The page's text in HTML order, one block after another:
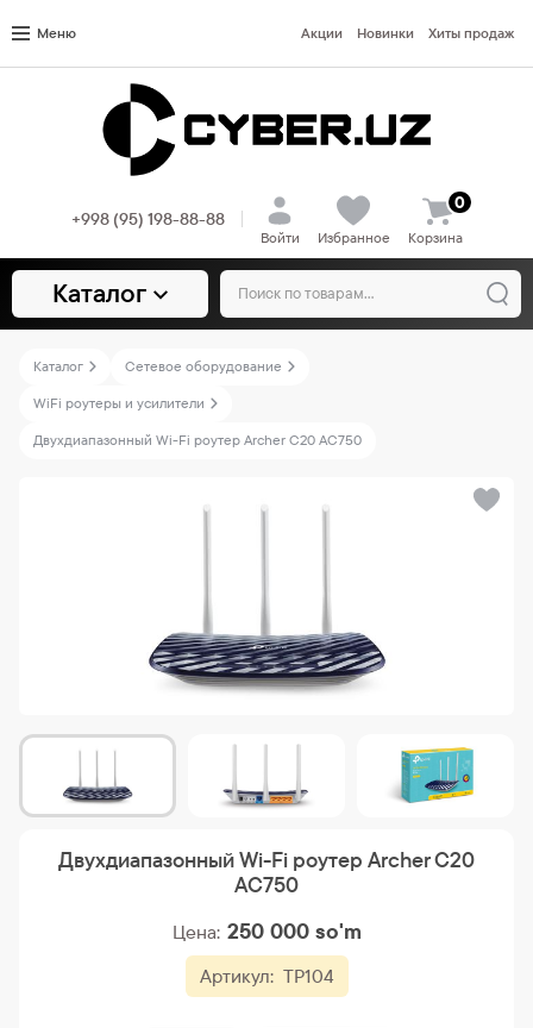
Меню Акции Новинки Хиты продаж
+998 (95) 198-88-88
Войти Избранное Корзина
0
Каталог
Каталог
Сетевое оборудование
WiFi роутеры и усилители
Двухдиапазонный Wi-Fi роутер Archer C20 AC750
Двухдиапазонный Wi-Fi роутер Archer C20
AC750
Артикул: TP104
Цена: 250 000 so'm